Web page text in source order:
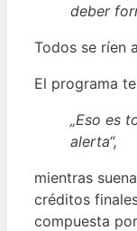
deber
Todos se ríen
El programa
„Eso es
alerta“,
mientras
créditos
compuesta